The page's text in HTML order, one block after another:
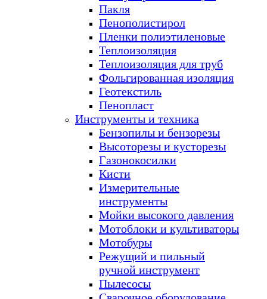
Пакля
Пенополистирол
Пленки полиэтиленовые
Теплоизоляция
Теплоизоляция для труб
Фольгированная изоляция
Геотекстиль
Пенопласт
Инструменты и техника
Бензопилы и бензорезы
Высоторезы и кусторезы
Газонокосилки
Кисти
Измерительные
инструменты
Мойки высокого давления
Мотоблоки и культиваторы
Мотобуры
Режущий и пильный
ручной инструмент
Пылесосы